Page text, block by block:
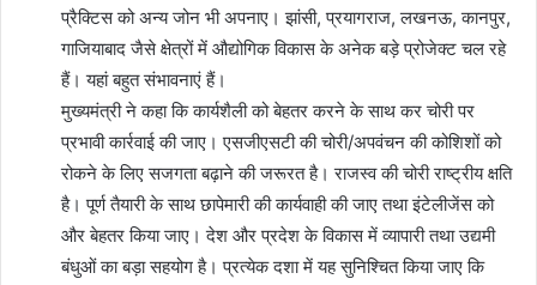
प्रैक्टिस को अन्य जोन भी अपनाए। झांसी, प्रयागराज, लखनऊ, कानपुर,
गाजियाबाद जैसे क्षेत्रों में औद्योगिक विकास के अनेक बड़े प्रोजेक्ट चल रहे
हैं। यहां बहुत संभावनाएं हैं।
मुख्यमंत्री ने कहा कि कार्यशैली को बेहतर करने के साथ कर चोरी पर
प्रभावी कार्रवाई की जाए। एसजीएसटी की चोरी/अपवंचन की कोशिशों को
रोकने के लिए सजगता बढ़ाने की जरूरत है। राजस्व की चोरी राष्ट्रीय क्षति
है। पूर्ण तैयारी के साथ छापेमारी की कार्यवाही की जाए तथा इंटेलीजेंस को
और बेहतर किया जाए। देश और प्रदेश के विकास में व्यापारी तथा उद्यमी
बंधुओं का बड़ा सहयोग है। प्रत्येक दशा में यह सुनिश्चित किया जाए कि